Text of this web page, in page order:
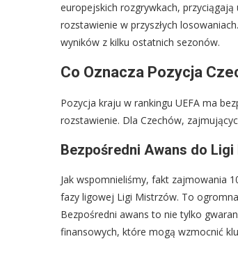
europejskich rozgrywkach,
rozstawienie w przyszłych
wyników z kilku ostatnich sezonów.
Co Oznacza Pozycja
Pozycja kraju w rankingu UEFA ma
rozstawienie. Dla Czechów,
Bezpośredni Awans do
Jak wspomnieliśmy, fakt zajmowania
fazy ligowej Ligi Mistrzów. To
Bezpośredni awans to nie tylko
finansowych, które mogą wzmocnić